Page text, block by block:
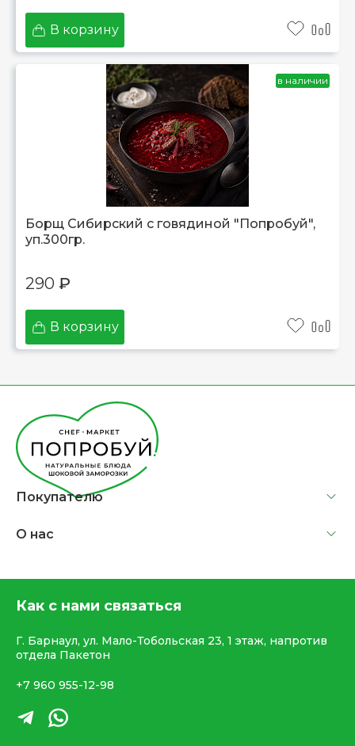
В корзину
в наличии
Борщ Сибирский с говядиной "Попробуй",
уп.300гр.
290 ₽
В корзину
Покупателю
О нас
Как с нами связаться
Г. Барнаул, ул. Мало-Тобольская 23, 1 этаж, напротив
отдела Пакетон
+7 960 955-12-98